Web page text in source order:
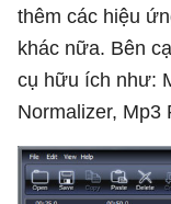
thêm các hiệu
khác nữa. Bên
cụ hữu ích như:
Normalizer, Mp3